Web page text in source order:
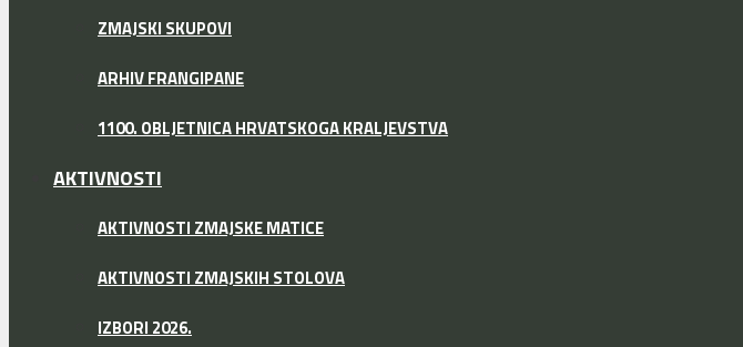
ZMAJSKI SKUPOVI
ARHIV FRANGIPANE
1100. OBLJETNICA HRVATSKOGA KRALJEVSTVA
AKTIVNOSTI
AKTIVNOSTI ZMAJSKE MATICE
AKTIVNOSTI ZMAJSKIH STOLOVA
IZBORI 2026.